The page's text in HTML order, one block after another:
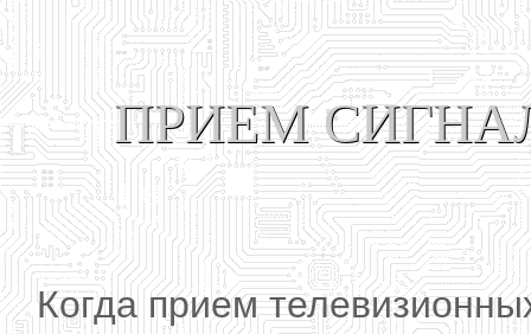
ПРИЕМ
Когда прием